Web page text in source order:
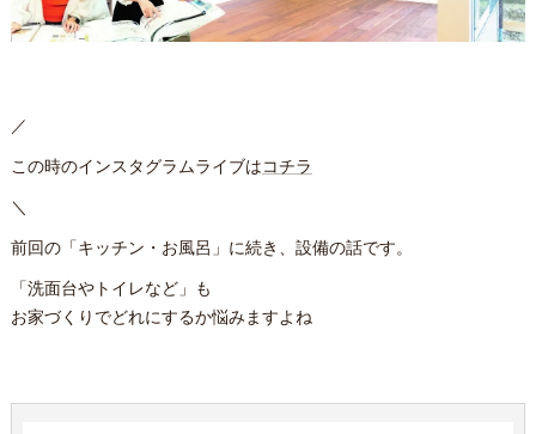
／
この時のインスタグラムライブはコチラ
＼
前回の「キッチン・お風呂」に続き、設備の話です。
「洗面台やトイレなど」も
お家づくりでどれにするか悩みますよね